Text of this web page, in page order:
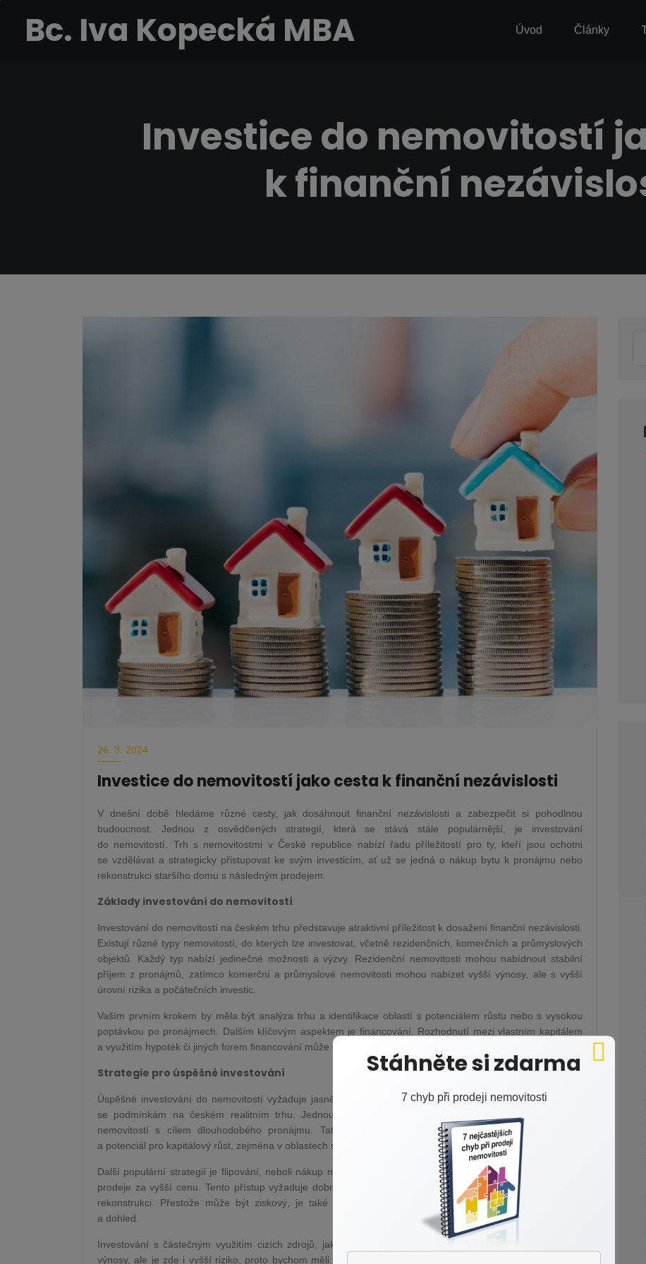
Bc. Iva Kopecká MBA Úvod Články
Investice do nemovitostí
k finanční
26. 3. 2024
Investice do nemovitostí jako cesta k finanční nezávislosti
V dnešní době hledáme různé cesty, jak dosáhnout finanční nezávislosti a zabezpečit si pohodlnou
budoucnost. Jednou z osvědčených strategií, která se stává stále populárnější, je investování
do nemovitostí. Trh s nemovitostmi v České republice nabízí řadu příležitostí pro ty, kteří jsou ochotni
se vzdělávat a strategicky přistupovat ke svým investicím, ať už se jedná o nákup bytu k pronájmu nebo
rekonstrukci staršího domu s následným prodejem.
Základy investování do nemovitostí
Investování do nemovitostí na českém trhu představuje atraktivní příležitost k dosažení finanční nezávislosti.
Existují různé typy nemovitostí, do kterých lze investovat, včetně rezidenčních, komerčních a průmyslových
objektů. Každý typ nabízí jedinečné možnosti a výzvy. Rezidenční nemovitosti mohou nabídnout stabilní
příjem z pronájmů, zatímco komerční a průmyslové nemovitosti mohou nabízet vyšší výnosy, ale s vyšší
úrovní rizika a počátečních investic.
Vaším prvním krokem by měla být analýza trhu a identifikace oblastí s potenciálem růstu nebo s vysokou
poptávkou po pronájmech. Dalším klíčovým aspektem je financování. Rozhodnutí mezi vlastním kapitálem
a využitím hypoték či jiných forem financování může výrazně ovlivnit rentabilitu investice.
Strategie pro úspěšné investování
Úspěšné investování do nemovitostí vyžaduje jasně definovanou strategii, která se přizpůsobuje měnícím
se podmínkám na českém realitním trhu. Jednou z osvědčených metod je investice do rezidenčních
nemovitostí s cílem dlouhodobého pronájmu. Tato strategie může nabídnout stabilní měsíční příjem
a potenciál pro kapitálový růst, zejména v oblastech s vysokou poptávkou a omezenou nabídkou.
Další populární strategií je flipování, neboli nákup nemovitostí za účelem jejich rekonstrukce a následného
prodeje za vyšší cenu. Tento přístup vyžaduje dobrou znalost trhu a schopnost efektivně řídit plánovanou
rekonstrukci. Přestože může být ziskový, je také spojen s vyšším rizikem a vyžaduje aktivní zapojení
a dohled.
Investování s částečným využitím cizích zdrojů, jako jsou hypoteční úvěry, může zvýšit naše potenciální
výnosy, ale je zde i vyšší riziko, proto bychom měli dopředu pečlivě zvážit naši finanční situaci a ochotu jít
Stáhněte si zdarma
7 chyb při prodeji nemovitosti